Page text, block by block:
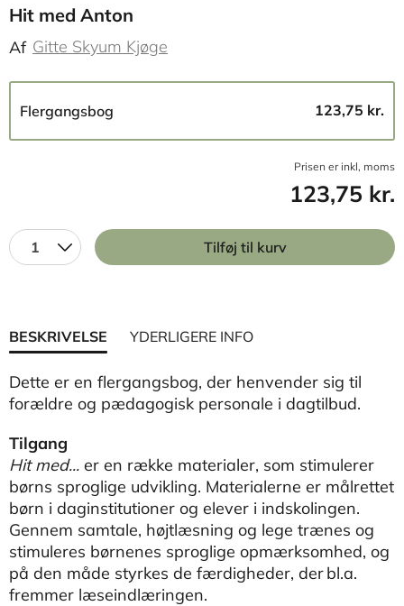
Hit med Anton
Af Gitte Skyum Kjøge
Flergangsbog 123,75 kr.
Prisen er inkl, moms
123,75 kr.
1 Tilføj til kurv
BESKRIVELSE YDERLIGERE INFO
Dette er en flergangsbog, der henvender sig til
forældre og pædagogisk personale i dagtilbud.
Tilgang
Hit med... er en række materialer, som stimulerer
børns sproglige udvikling. Materialerne er målrettet
børn i daginstitutioner og elever i indskolingen.
Gennem samtale, højtlæsning og lege trænes og
stimuleres børnenes sproglige opmærksomhed, og
på den måde styrkes de færdigheder, der bl.a.
fremmer læseindlæringen.